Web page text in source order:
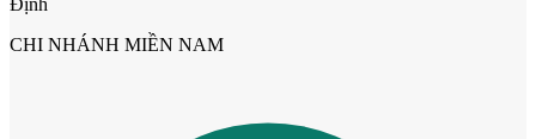
Định
CHI NHÁNH MIỀN NAM